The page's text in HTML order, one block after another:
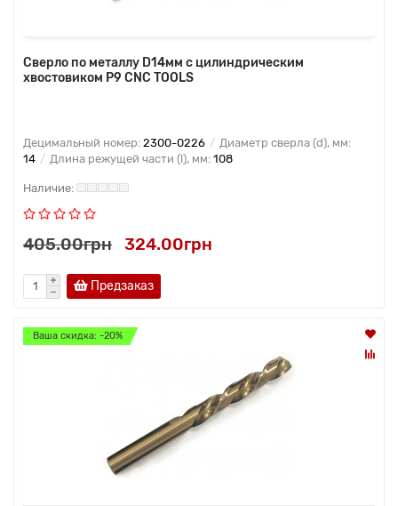
Сверло по металлу D14мм с цилиндрическим
хвостовиком Р9 CNC TOOLS
Децимальный номер: 2300-0226
Диаметр сверла (d), мм:
14
Длина режущей части (l), мм: 108
405.00грн 324.00грн
Предзаказ
Ваша скидка: -20%